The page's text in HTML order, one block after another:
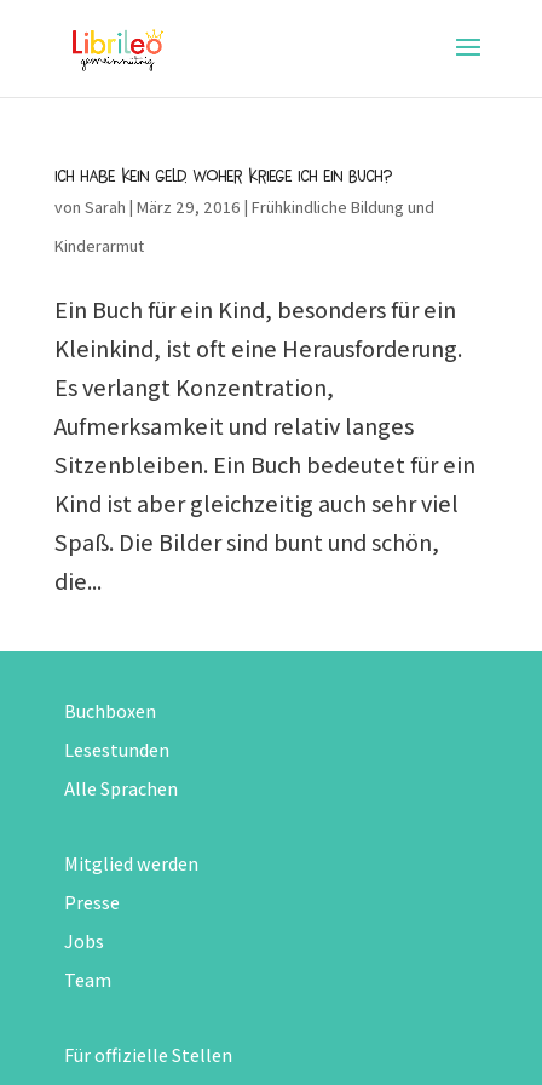
Ich habe kein Geld. Woher kriege ich ein Buch?
von Sarah | März 29, 2016 | Frühkindliche Bildung und
Kinderarmut
Ein Buch für ein Kind, besonders für ein
Kleinkind, ist oft eine Herausforderung.
Es verlangt Konzentration,
Aufmerksamkeit und relativ langes
Sitzenbleiben. Ein Buch bedeutet für ein
Kind ist aber gleichzeitig auch sehr viel
Spaß. Die Bilder sind bunt und schön,
die...
Buchboxen
Lesestunden
Alle Sprachen
Mitglied werden
Presse
Jobs
Team
Für offizielle Stellen